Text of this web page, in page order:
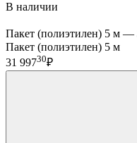
В наличии
Пакет (полиэтилен) 5 м —
Пакет (полиэтилен) 5 м
31 99730₽